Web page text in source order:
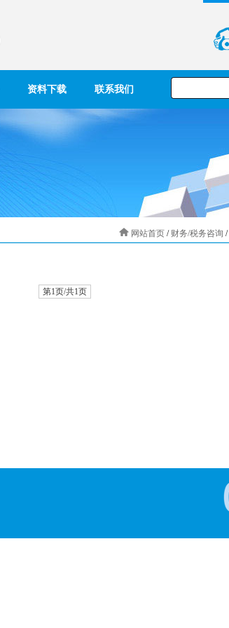
资料下载 联系我们
网站首页/ 财务/税务咨询 /
第1页/共1页